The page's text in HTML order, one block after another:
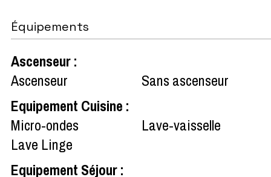
Équipements
Ascenseur:
Ascenseur
Sans ascenseur
Equipement Cuisine :
Micro-ondes
Lave-vaisselle
Lave Linge
Equipement Séjour: